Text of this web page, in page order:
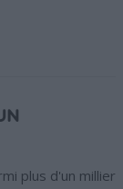
plus d'un millier